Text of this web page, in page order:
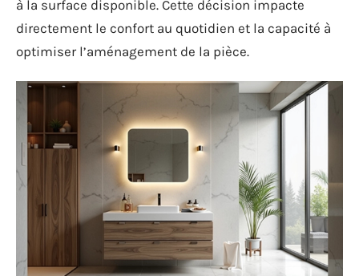
à la surface disponible. Cette décision impacte
directement le confort au quotidien et la capacité à
optimiser l’aménagement de la pièce.